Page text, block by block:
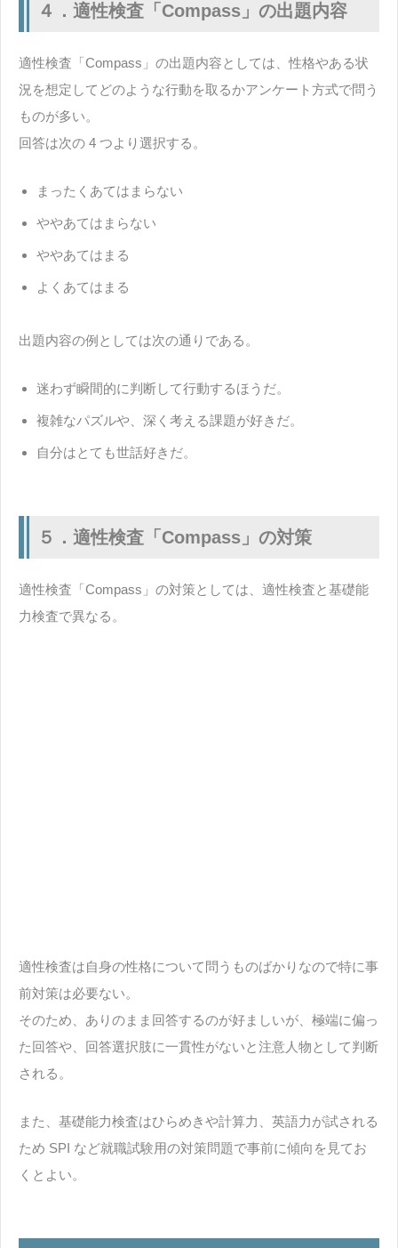
４．適性検査「Compass」の出題内容
適性検査「Compass」の出題内容としては、性格やある状
況を想定してどのような行動を取るかアンケート方式で問う
ものが多い。
回答は次の 4 つより選択する。
まったくあてはまらない
ややあてはまらない
ややあてはまる
よくあてはまる
出題内容の例としては次の通りである。
迷わず瞬間的に判断して行動するほうだ。
複雑なパズルや、深く考える課題が好きだ。
自分はとても世話好きだ。
５．適性検査「Compass」の対策
適性検査「Compass」の対策としては、適性検査と基礎能
力検査で異なる。
適性検査は自身の性格について問うものばかりなので特に事
前対策は必要ない。
そのため、ありのまま回答するのが好ましいが、極端に偏っ
た回答や、回答選択肢に一貫性がないと注意人物として判断
される。
また、基礎能力検査はひらめきや計算力、英語力が試される
ため SPI など就職試験用の対策問題で事前に傾向を見てお
くとよい。